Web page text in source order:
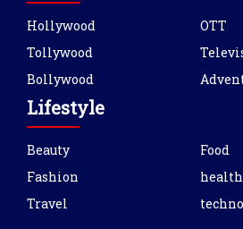
Hollywood
Tollywood
Bollywood
OTT
Lifestyle
Beauty
Fashion
Travel
Food
health